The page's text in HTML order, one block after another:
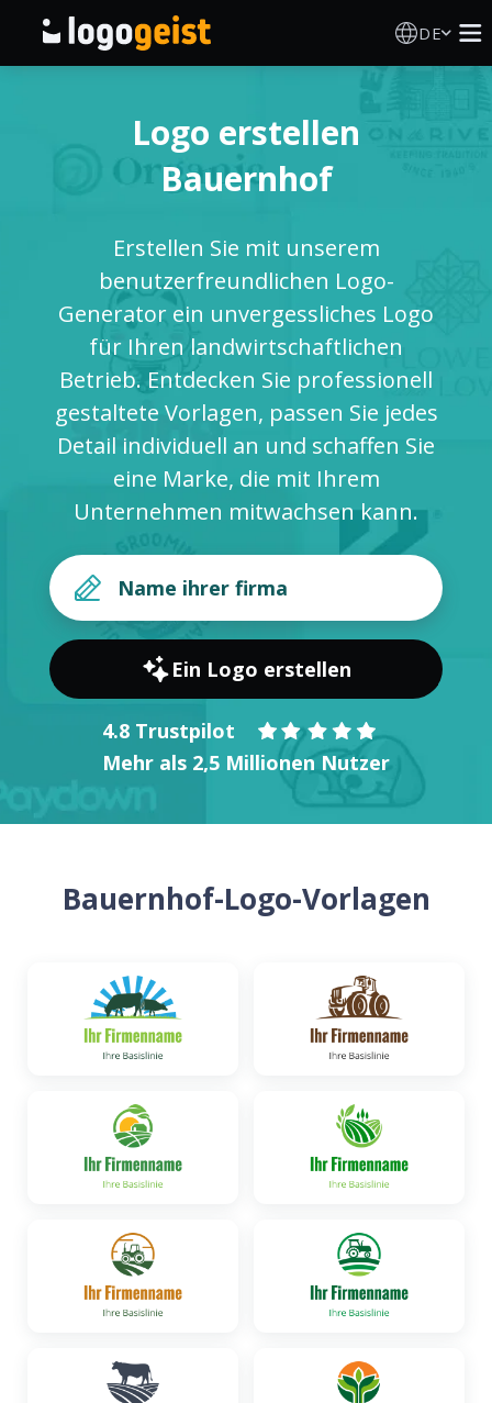
DE
KI Logo Generator
Druckprodukte
ANMELDEN
Logo erstellen
Bauernhof
Erstellen Sie mit unserem
benutzerfreundlichen Logo-
Generator ein unvergessliches Logo
für Ihren landwirtschaftlichen
Betrieb. Entdecken Sie professionell
gestaltete Vorlagen, passen Sie jedes
Detail individuell an und schaffen Sie
eine Marke, die mit Ihrem
Unternehmen mitwachsen kann.
Ein Logo erstellen
4.8 Trustpilot
Mehr als 2,5 Millionen Nutzer
Bauernhof-Logo-Vorlagen